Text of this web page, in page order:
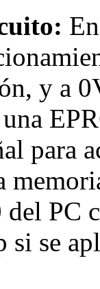
y a
para
PC
se